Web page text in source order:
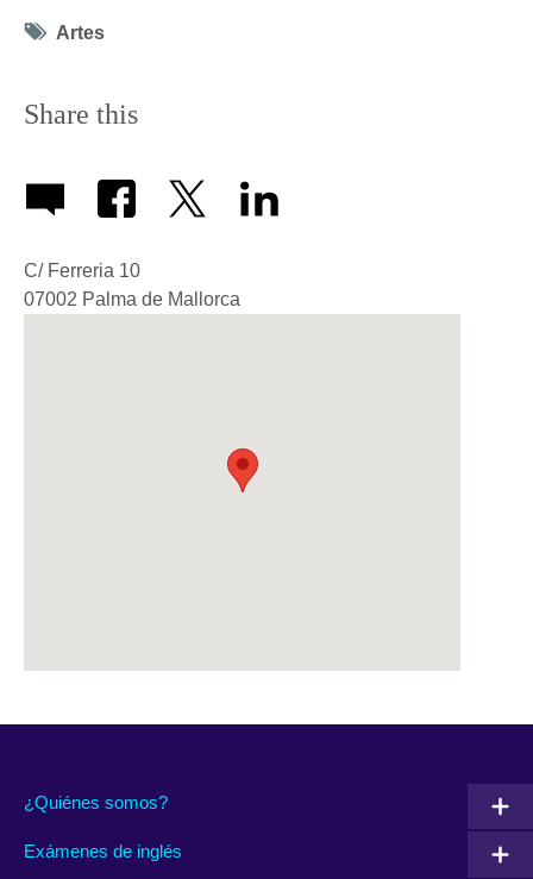
Tag
Artes
Share this
C/ Ferreria 10
07002 Palma de Mallorca
¿Quiénes somos?
Exámenes de inglés